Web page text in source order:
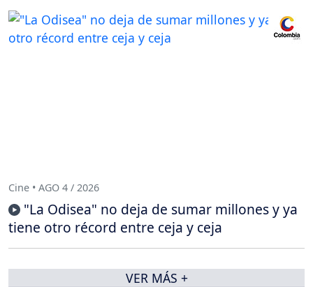
Cine • AGO 4 / 2026
"La Odisea" no deja de sumar millones y ya
tiene otro récord entre ceja y ceja
VER MÁS +